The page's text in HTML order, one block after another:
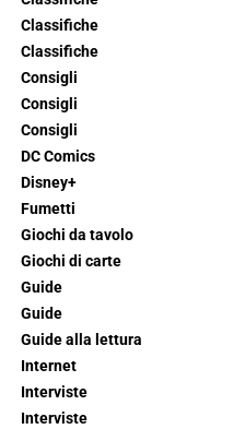
Classifiche
Classifiche
Consigli
Consigli
Consigli
DC Comics
Disney+
Fumetti
Giochi da tavolo
Giochi di carte
Guide
Guide
Guide alla lettura
Internet
Interviste
Interviste